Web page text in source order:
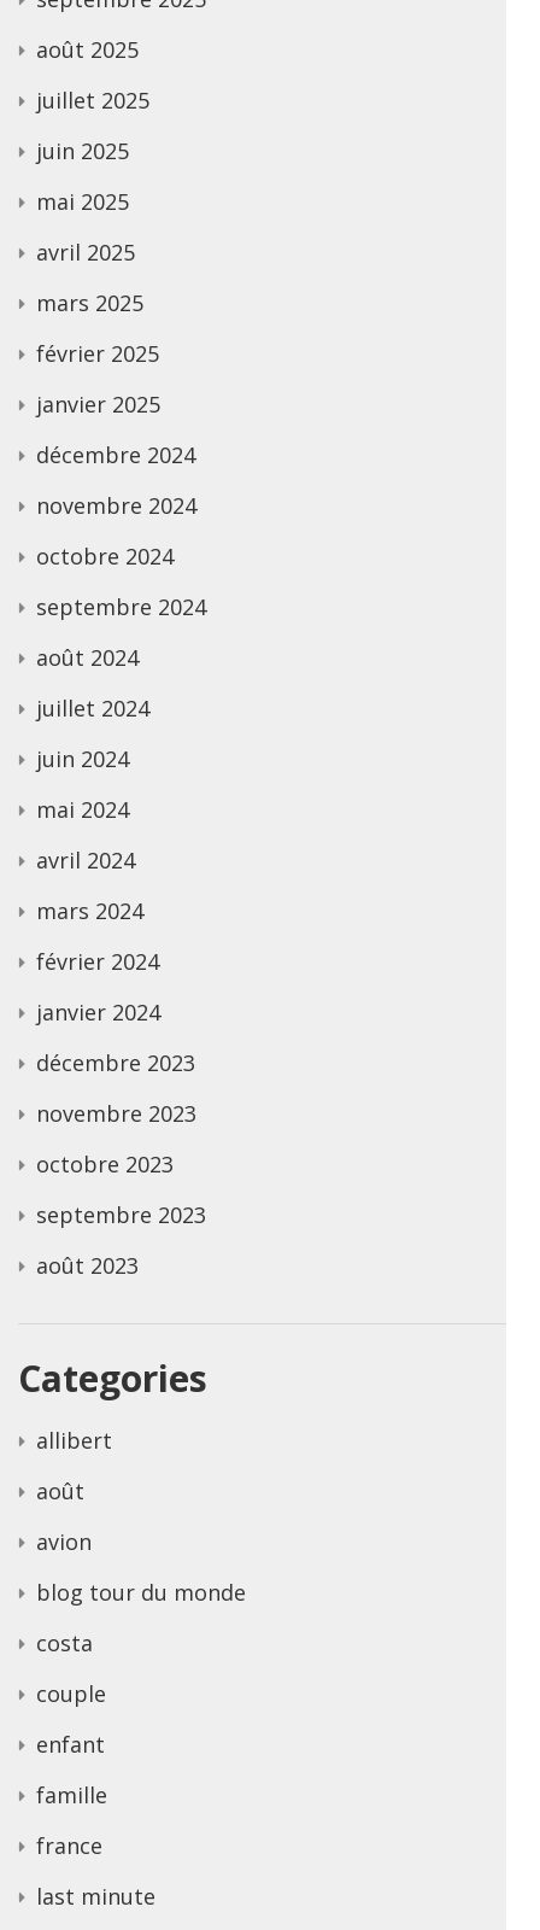
août 2025
juillet 2025
juin 2025
mai 2025
avril 2025
mars 2025
février 2025
janvier 2025
décembre 2024
novembre 2024
octobre 2024
septembre 2024
août 2024
juillet 2024
juin 2024
mai 2024
avril 2024
mars 2024
février 2024
janvier 2024
décembre 2023
novembre 2023
octobre 2023
septembre 2023
août 2023
Categories
allibert
août
avion
blog tour du monde
costa
couple
enfant
famille
france
last minute